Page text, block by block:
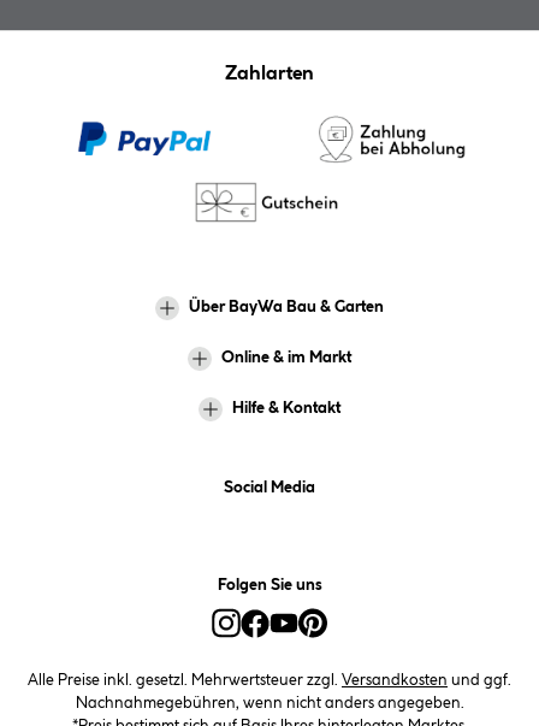
Zahlarten
Über BayWa Bau & Garten
Online & im Markt
Hilfe & Kontakt
Social Media
Folgen Sie uns
Alle Preise inkl. gesetzl. Mehrwertsteuer zzgl. Versandkosten und ggf.
Nachnahmegebühren, wenn nicht anders angegeben.